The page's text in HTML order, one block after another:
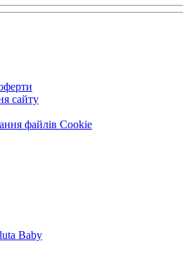
сайту
файлів Cookie
Baby